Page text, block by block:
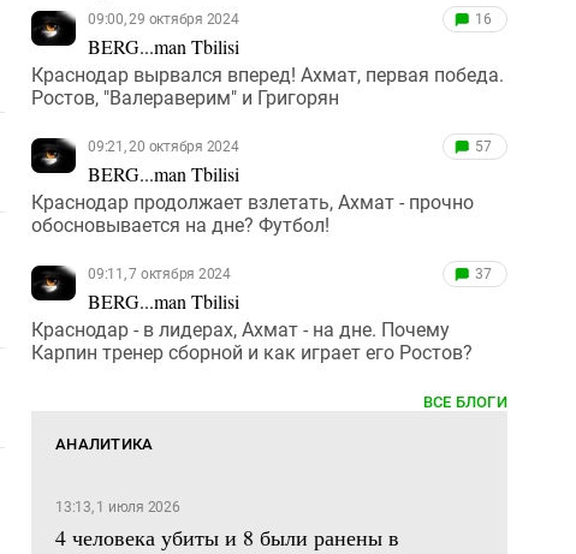
09:00, 29 октября 2024
BERG...man Tbilisi
16
Краснодар вырвался вперед! Ахмат, первая победа.
Ростов, "Валераверим" и Григорян
09:21, 20 октября 2024
BERG...man Tbilisi
57
Краснодар продолжает взлетать, Ахмат - прочно
обосновывается на дне? Футбол!
09:11, 7 октября 2024
BERG...man Tbilisi
37
Краснодар - в лидерах, Ахмат - на дне. Почему
Карпин тренер сборной и как играет его Ростов?
ВСЕ БЛОГИ
АНАЛИТИКА
13:13, 1 июля 2026
4 человека убиты и 8 были ранены в